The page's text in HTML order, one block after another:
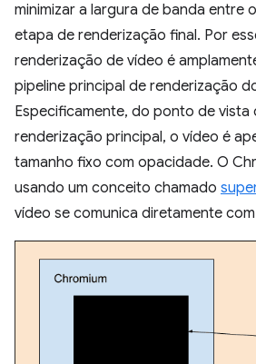
minimizar a largura de banda entre
etapa de renderização final. Por
renderização de vídeo é
pipeline principal de renderização
Especificamente, do ponto de vista
renderização principal, o vídeo é
tamanho fixo com opacidade. O
usando um conceito chamado
vídeo se comunica diretamente com